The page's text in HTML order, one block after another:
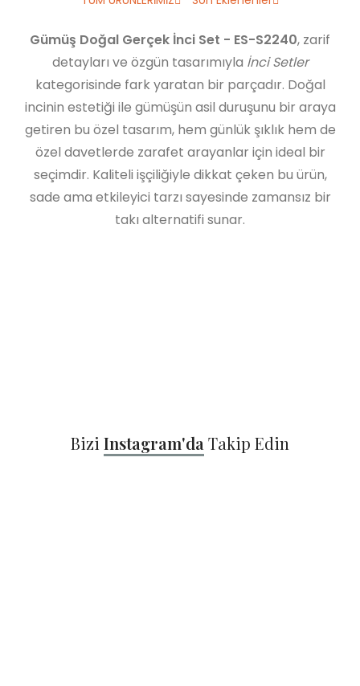
Gümüş Doğal Gerçek İnci Set - ES-S2240, zarif
detayları ve özgün tasarımıyla İnci Setler
kategorisinde fark yaratan bir parçadır. Doğal
incinin estetiği ile gümüşün asil duruşunu bir araya
getiren bu özel tasarım, hem günlük şıklık hem de
özel davetlerde zarafet arayanlar için ideal bir
seçimdir. Kaliteli işçiliğiyle dikkat çeken bu ürün,
sade ama etkileyici tarzı sayesinde zamansız bir
takı alternatifi sunar.
BiziInstagram'daTakip Edin